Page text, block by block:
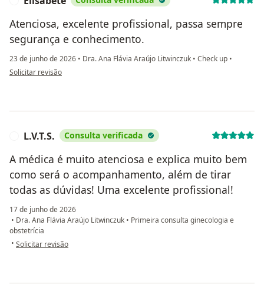
Atenciosa, excelente profissional, passa sempre
segurança e conhecimento.
23 de junho de 2026 • Dra. Ana Flávia Araújo Litwinczuk • Check up •
na opinião do utilizador Elisabete
Solicitar revisão
L.V.T.S. Consulta verificada
A médica é muito atenciosa e explica muito bem
como será o acompanhamento, além de tirar
todas as dúvidas! Uma excelente profissional!
17 de junho de 2026
• Dra. Ana Flávia Araújo Litwinczuk • Primeira consulta ginecologia e
obstetrícia
• na opinião do utilizador L.V.T.S.
Solicitar revisão